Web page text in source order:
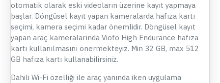
otomatik olarak eski videoların üzerine kayıt yapmaya
başlar. Döngüsel kayıt yapan kameralarda hafıza kartı
seçimi, kamera seçimi kadar önemlidir. Döngüsel kayıt
yapan araç kameralarında Viofo High Endurance hafıza
kartı kullanılmasını önermekteyiz. Min 32 GB, max 512
GB hafıza kartı kullanabilirsiniz.
Dahili Wi-Fi özelliği ile araç yanında iken uygulama